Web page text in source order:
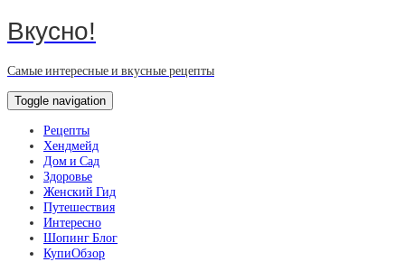
Вкусно!
Самые интересные и вкусные рецепты
Toggle navigation
Рецепты
Хендмейд
Дом и Сад
Здоровье
Женский Гид
Путешествия
Интересно
Шопинг Блог
КупиОбзор